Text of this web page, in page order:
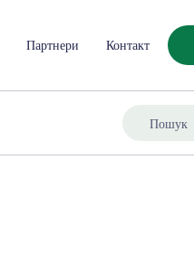
Партнери Контакт